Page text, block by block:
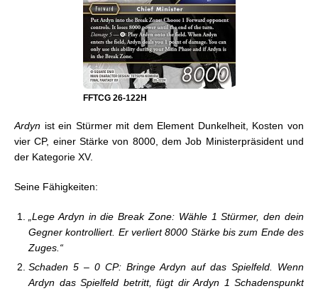
FFTCG 26-122H
Ardyn ist ein Stürmer mit dem Element Dunkelheit, Kosten von
vier CP, einer Stärke von 8000, dem Job Ministerpräsident und
der Kategorie XV.
Seine Fähigkeiten:
„Lege Ardyn in die Break Zone: Wähle 1 Stürmer, den dein
Gegner kontrolliert. Er verliert 8000 Stärke bis zum Ende des
Zuges.“
Schaden 5 – 0 CP: Bringe Ardyn auf das Spielfeld. Wenn
Ardyn das Spielfeld betritt, fügt dir Ardyn 1 Schadenspunkt